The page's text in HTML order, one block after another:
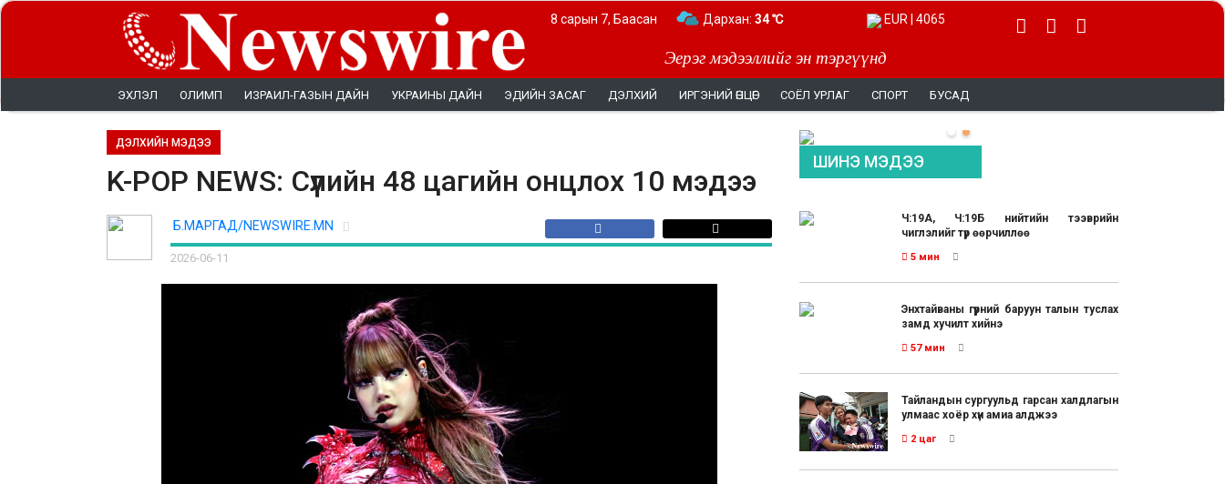
Эерэг мэдээллийг эн тэргүүнд
8 сарын 7, Баасан Дархан: 34 ℃ EUR | 4065
ЭХЛЭЛ ОЛИМП ИЗРАИЛ-ГАЗЫН ДАЙН УКРАИНЫ ДАЙН ЭДИЙН ЗАСАГ ДЭЛХИЙ ИРГЭНИЙ ӨНЦӨГ СОЁЛ УРЛАГ СПОРТ БУСАД
ДЭЛХИЙН МЭДЭЭ
K-POP NEWS: Сүүлийн 48 цагийн онцлох 10 мэдээ
Б.МАРГАД/NEWSWIRE.MN
2026-06-11
ШИНЭ МЭДЭЭ
Ч:19А, Ч:19Б нийтийн тээврийн
чиглэлийг түр өөрчиллөө
5 мин
Энхтайваны гүүрний баруун талын туслах
замд хучилт хийнэ
57 мин
Тайландын сургуульд гарсан халдлагын
улмаас хоёр хүн амиа алджээ
2 цаг